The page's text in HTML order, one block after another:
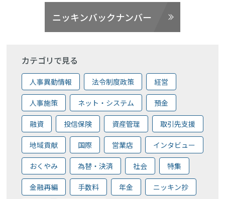
ニッキンバックナンバー
カテゴリで見る
人事異動情報 法令制度政策 経営
人事施策 ネット・システム 預金
融資 投信保険 資産管理 取引先支援
地域貢献 国際 営業店 インタビュー
おくやみ 為替・決済 社会 特集
金融再編 手数料 年金 ニッキン抄